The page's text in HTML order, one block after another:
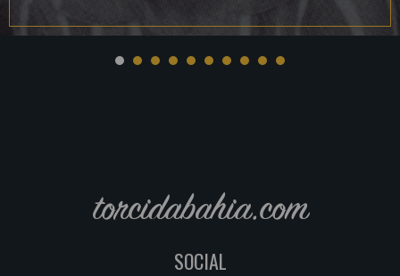
torcidabahia.com
SOCIAL